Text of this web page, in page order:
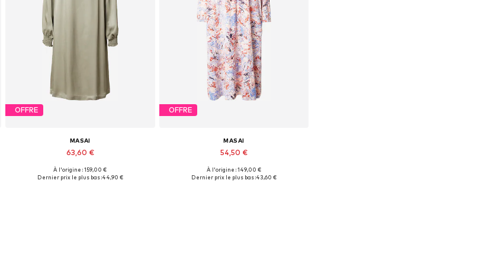
OFFRE
MASAI
63,60 €
Tailles disponibles: 38
À l'origine : 159,00 €
Dernier prix le plus bas :44,90 €
OFFRE
MASAI
54,50 €
Tailles disponibles: 38
À l'origine : 149,00 €
Dernier prix le plus bas :43,60 €